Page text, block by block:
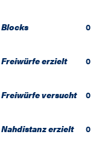
Blocks 0
Freiwürfe erzielt 0
Freiwürfe versucht 0
Nahdistanz erzielt 0